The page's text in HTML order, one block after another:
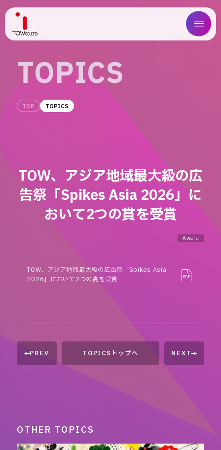
ABOUT US
SERVICE
WORKS
MAGAZINE
NEWS
IR
TOPICS
TOP TOPICS
TOW、アジア地域最大級の広
告祭「Spikes Asia 2026」に
おいて2つの賞を受賞
Award
TOW、アジア地域最大級の広告祭「Spikes Asia
2026」において2つの賞を受賞
PREV TOPICSトップへ NEXT
OTHER TOPICS